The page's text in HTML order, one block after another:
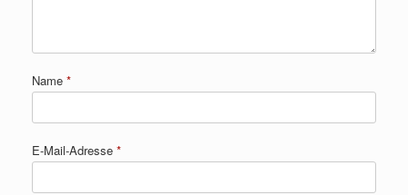
Name *
E-Mail-Adresse *